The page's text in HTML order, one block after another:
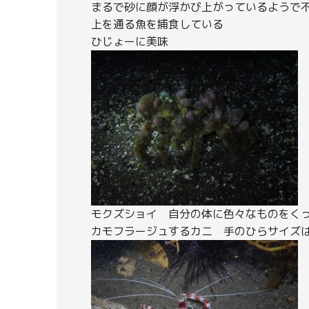
まるで砂に顔が浮かび上がっているようで
上を通る魚を捕食している
ひじょーに美味
モクズショイ 自分の体に色々なものをく
カモフラージュするカニ 手のひらサイズ